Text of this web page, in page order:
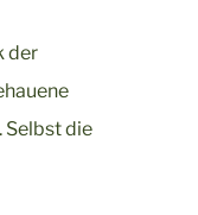
der
Selbst die